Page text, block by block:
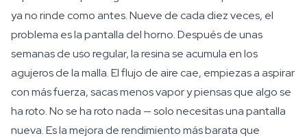
ya no rinde como antes. Nueve de cada diez veces, el
problema es la pantalla del horno. Después de unas
semanas de uso regular, la resina se acumula en los
agujeros de la malla. El flujo de aire cae, empiezas a aspirar
con más fuerza, sacas menos vapor y piensas que algo se
ha roto. No se ha roto nada — solo necesitas una pantalla
nueva. Es la mejora de rendimiento más barata que